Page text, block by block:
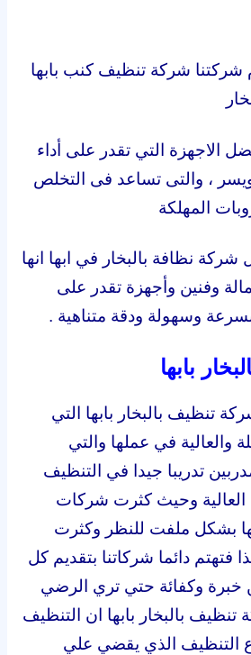
شركتنا شركة تنظيف كنب بابها
الاجهزة التي تقدر على أداء
، والتى تساعد فى التخلص
المهلكة
شركة نظافة بالبخار في ابها انها
وفنين وأجهزة تقدر على
بسرعة وسهولة ودقة متناهية .
بابها
تنظيف بالبخار بابها التي
والعالية في عملها والتي
تدريبا جيدا في التنظيف
العالية وحيث كثرت شركات
بشكل ملفت للنظر وكثرت
فتهتم دائما شركاتنا بتقديم كل
خبرة وكفائة حتي تري الرضي
بالبخار بابها ان التنظيف
التنظيف الذي يقضي علي